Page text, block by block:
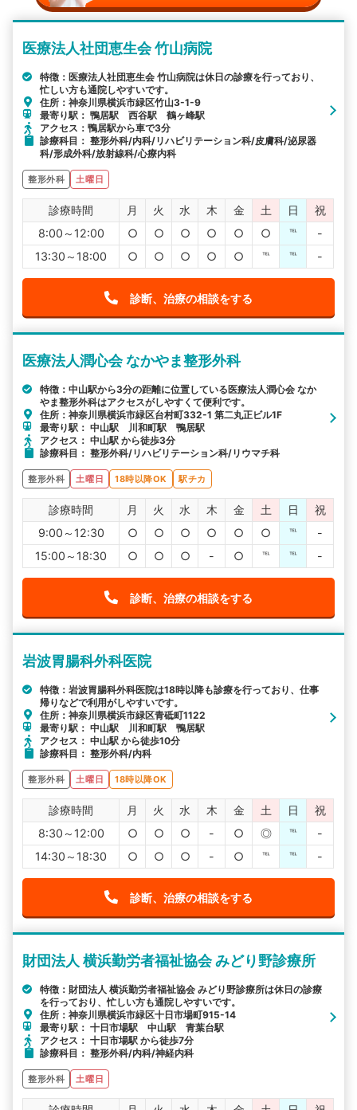
医療法人社団恵生会 竹山病院
特徴：医療法人社団恵生会 竹山病院は休日の診療を行っており、
忙しい方も通院しやすいです。
住所：神奈川県横浜市緑区竹山3-1-9
最寄り駅： 鴨居駅 西谷駅 鶴ヶ峰駅
アクセス：鴨居駅から車で3分
診療科目： 整形外科/内科/リハビリテーション科/皮膚科/泌尿器
科/形成外科/放射線科/心療内科
整形外科 土曜日
診療時間 月 火 水 木 金 土 日
祝
8:00～12:00
○ ○ ○ ○ ○ ○ ℡
-
13:30～18:00
○ ○ ○ ○ ○ ℡ ℡ -
診断、治療の相談をする
医療法人潤心会 なかやま整形外科
特徴：中山駅から3分の距離に位置している医療法人潤心会 なか
やま整形外科はアクセスがしやすくて便利です。
住所：神奈川県横浜市緑区台村町332-1 第二丸正ビル1F
最寄り駅： 中山駅 川和町駅 鴨居駅
アクセス： 中山駅 から徒歩3分
診療科目： 整形外科/リハビリテーション科/リウマチ科
整形外科 土曜日 18時以降OK 駅チカ
診療時間 月 火 水 木 金 土 日
祝
9:00～12:30
○ ○ ○ ○ ○ ○ ℡
-
15:00～18:30
○ ○ ○ - ○ ℡ ℡ -
診断、治療の相談をする
岩波胃腸科外科医院
特徴：岩波胃腸科外科医院は18時以降も診療を行っており、仕事
帰りなどで利用がしやすいです。
住所：神奈川県横浜市緑区青砥町1122
最寄り駅： 中山駅 川和町駅 鴨居駅
アクセス： 中山駅 から徒歩10分
診療科目： 整形外科/内科
整形外科 土曜日 18時以降OK
診療時間 月 火 水 木 金 土 日
祝
8:30～12:00
○ ○ ○ - ○ ◎ ℡
-
14:30～18:30
○ ○ ○ - ○ ℡ ℡ -
診断、治療の相談をする
財団法人 横浜勤労者福祉協会 みどり野診療所
特徴：財団法人 横浜勤労者福祉協会 みどり野診療所は休日の診療
を行っており、忙しい方も通院しやすいです。
住所：神奈川県横浜市緑区十日市場町915-14
最寄り駅： 十日市場駅 中山駅 青葉台駅
アクセス： 十日市場駅 から徒歩7分
診療科目： 整形外科/内科/神経内科
整形外科 土曜日